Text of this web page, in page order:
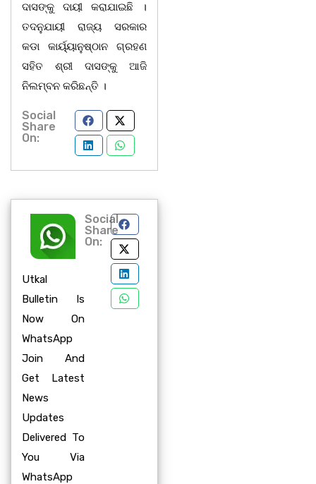
ଦାସଙ୍କୁ ଦାୟୀ କରାଯାଇଛି ।
ତଦନୁଯାୟୀ ରାଜ୍ୟ ସରକାର
କଡା କାର୍ୟ୍ୟାନୁଷ୍ଠାନ ଗ୍ରହଣ
ସହିତ ଶ୍ରୀ ଦାସଙ୍କୁ ଆଜି
ନିଲମ୍ବନ କରିଛନ୍ତି ।
Social
Share
On:
Utkal
Bulletin Is
Now On
WhatsApp
Join And
Get Latest
News
Updates
Delivered To
You Via
WhatsApp
Social
Share
On: